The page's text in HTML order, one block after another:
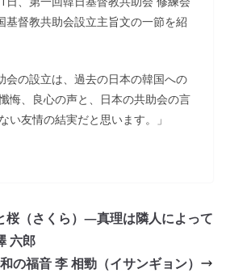
基督教共助会設立主旨文の一節を紹
会の設立は、過去の日本の韓国への
悔、良心の声と、日本の共助会の言
い友情の結実だと思います。」
桜（さくら）―真理は隣人によって
六郎
の福音 李 相勁（イサンギョン）